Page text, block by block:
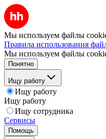
Мы используем файлы
Правила использования
Мы используем файлы
Понятно
Ищу работу
Ищу работу
Ищу работу
Ищу сотрудника
Сервисы
Помощь